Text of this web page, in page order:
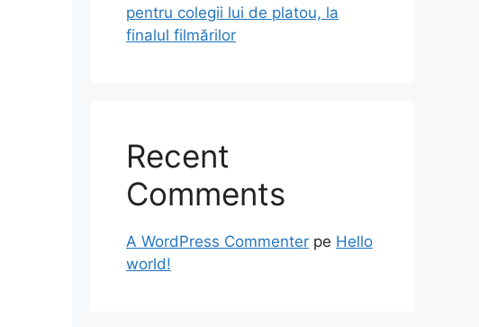
pentru colegii lui de platou, la
finalul filmărilor
Recent
Comments
A WordPress Commenter pe Hello
world!